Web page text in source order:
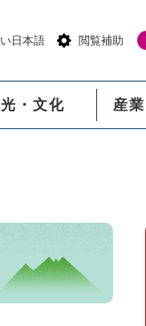
日本語 閲覧補助
・文化 産